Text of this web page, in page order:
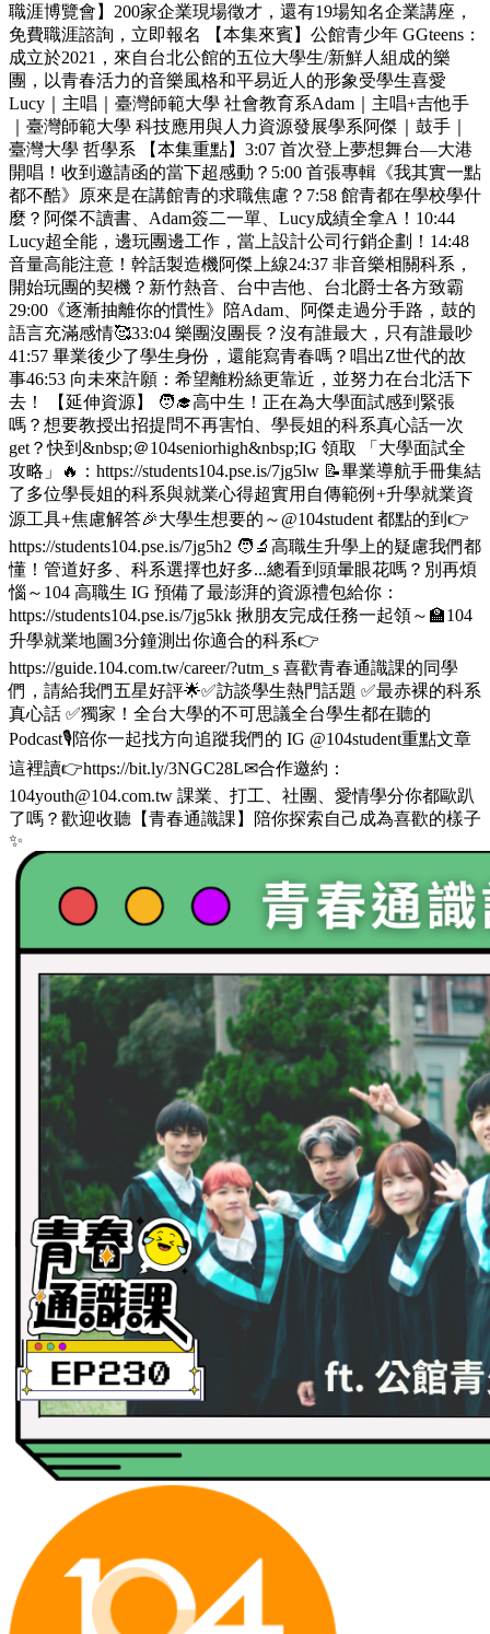
職涯博覽會】200家企業現場徵才，還有19場知名企業講座，
免費職涯諮詢，立即報名 【本集來賓】公館青少年 GGteens：
成立於2021，來自台北公館的五位大學生/新鮮人組成的樂
團，以青春活力的音樂風格和平易近人的形象受學生喜愛
Lucy｜主唱｜臺灣師範大學 社會教育系Adam｜主唱+吉他手
｜臺灣師範大學 科技應用與人力資源發展學系阿傑｜鼓手｜
臺灣大學 哲學系 【本集重點】3:07 首次登上夢想舞台—大港
開唱！收到邀請函的當下超感動？5:00 首張專輯《我其實一點
都不酷》原來是在講館青的求職焦慮？7:58 館青都在學校學什
麼？阿傑不讀書、Adam簽二一單、Lucy成績全拿A！10:44
Lucy超全能，邊玩團邊工作，當上設計公司行銷企劃！14:48
音量高能注意！幹話製造機阿傑上線24:37 非音樂相關科系，
開始玩團的契機？新竹熱音、台中吉他、台北爵士各方致霸
29:00《逐漸抽離你的慣性》陪Adam、阿傑走過分手路，鼓的
語言充滿感情🥰33:04 樂團沒團長？沒有誰最大，只有誰最吵
41:57 畢業後少了學生身份，還能寫青春嗎？唱出Z世代的故
事46:53 向未來許願：希望離粉絲更靠近，並努力在台北活下
去！ 【延伸資源】 🧑‍🎓高中生！正在為大學面試感到緊張
嗎？想要教授出招提問不再害怕、學長姐的科系真心話一次
get？快到&nbsp;＠104seniorhigh&nbsp;IG 領取 「大學面試全
攻略」🔥：https://students104.pse.is/7jg5lw 📝畢業導航手冊集結
了多位學長姐的科系與就業心得超實用自傳範例+升學就業資
源工具+焦慮解答🎉大學生想要的～@104student 都點的到👉
https://students104.pse.is/7jg5h2 🧑‍🔬高職生升學上的疑慮我們都
懂！管道好多、科系選擇也好多...總看到頭暈眼花嗎？別再煩
惱～104 高職生 IG 預備了最澎湃的資源禮包給你：
https://students104.pse.is/7jg5kk 揪朋友完成任務一起領～🏫104
升學就業地圖3分鐘測出你適合的科系👉
https://guide.104.com.tw/career/?utm_s 喜歡青春通識課的同學
們，請給我們五星好評🌟✅訪談學生熱門話題 ✅最赤裸的科系
真心話 ✅獨家！全台大學的不可思議全台學生都在聽的
Podcast🎙️陪你一起找方向追蹤我們的 IG @104student重點文章
這裡讀👉https://bit.ly/3NGC28L✉合作邀約：
104youth@104.com.tw 課業、打工、社團、愛情學分你都歐趴
了嗎？歡迎收聽【青春通識課】陪你探索自己成為喜歡的樣子
✨